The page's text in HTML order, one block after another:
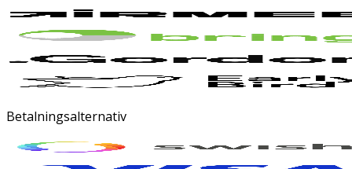
Betalningsalternativ